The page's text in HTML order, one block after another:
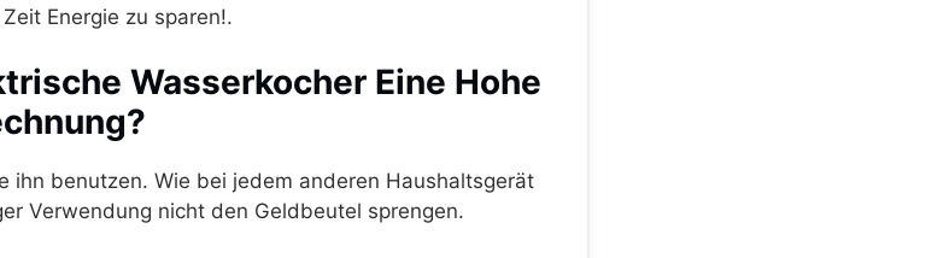
Energie zu sparen!.
Wasserkocher Eine Hohe
ihn benutzen. Wie bei jedem anderen Haushaltsgerät
Verwendung nicht den Geldbeutel sprengen.